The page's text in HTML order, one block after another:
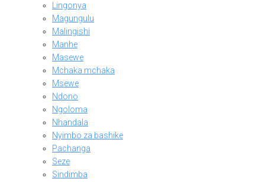
Lingonya
Magungulu
Malingishi
Manhe
Masewe
Mchaka mchaka
Msewe
Ndono
Ngoloma
Nhandala
Nyimbo za bashike
Pachanga
Seze
Sindimba